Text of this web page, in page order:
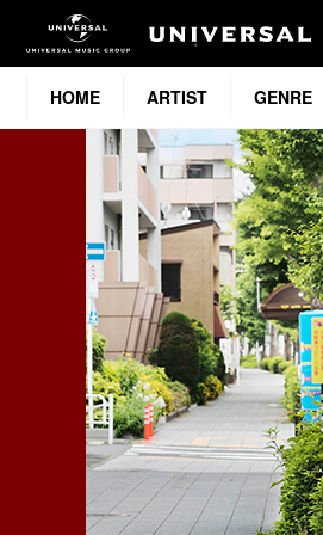
HOME ARTIST GENRE